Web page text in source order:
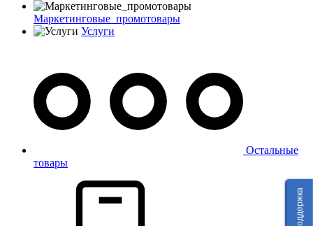
Маркетинговые_промотовары
Услуги
Остальные
товары